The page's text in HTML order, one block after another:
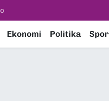
Ekonomi Politika Spor